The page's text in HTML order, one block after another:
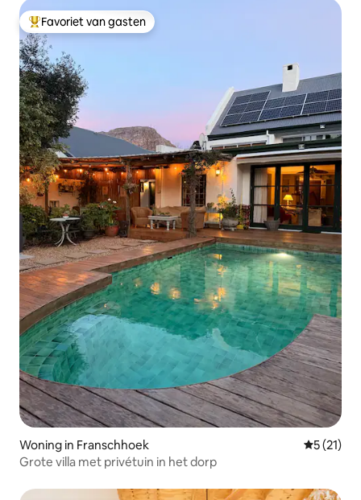
Topfavoriet van gasten
Favoriet van gasten
Woning in Franschhoek
5 (21)
Grote villa met privétuin in het dorp